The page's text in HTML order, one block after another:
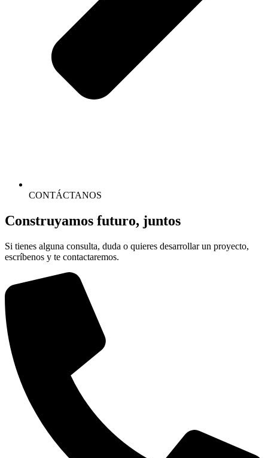
CONTÁCTANOS
Construyamos futuro, juntos
Si tienes alguna consulta, duda o quieres desarrollar un proyecto,
escríbenos y te contactaremos.